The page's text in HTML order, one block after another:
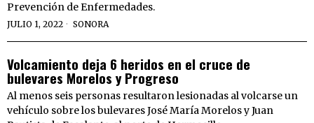
Prevención de Enfermedades.
JULIO 1, 2022 SONORA
Volcamiento deja 6 heridos en el cruce de
bulevares Morelos y Progreso
Al menos seis personas resultaron lesionadas al volcarse un
vehículo sobre los bulevares José María Morelos y Juan